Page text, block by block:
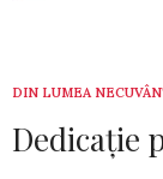
DIN LUMEA
Dedicație